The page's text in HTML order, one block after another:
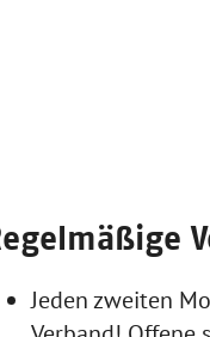
Jeden zweiten